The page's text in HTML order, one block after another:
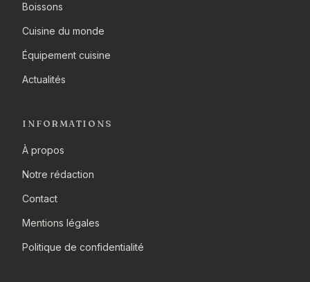
Boissons
Cuisine du monde
Équipement cuisine
Actualités
INFORMATIONS
À propos
Notre rédaction
Contact
Mentions légales
Politique de confidentialité